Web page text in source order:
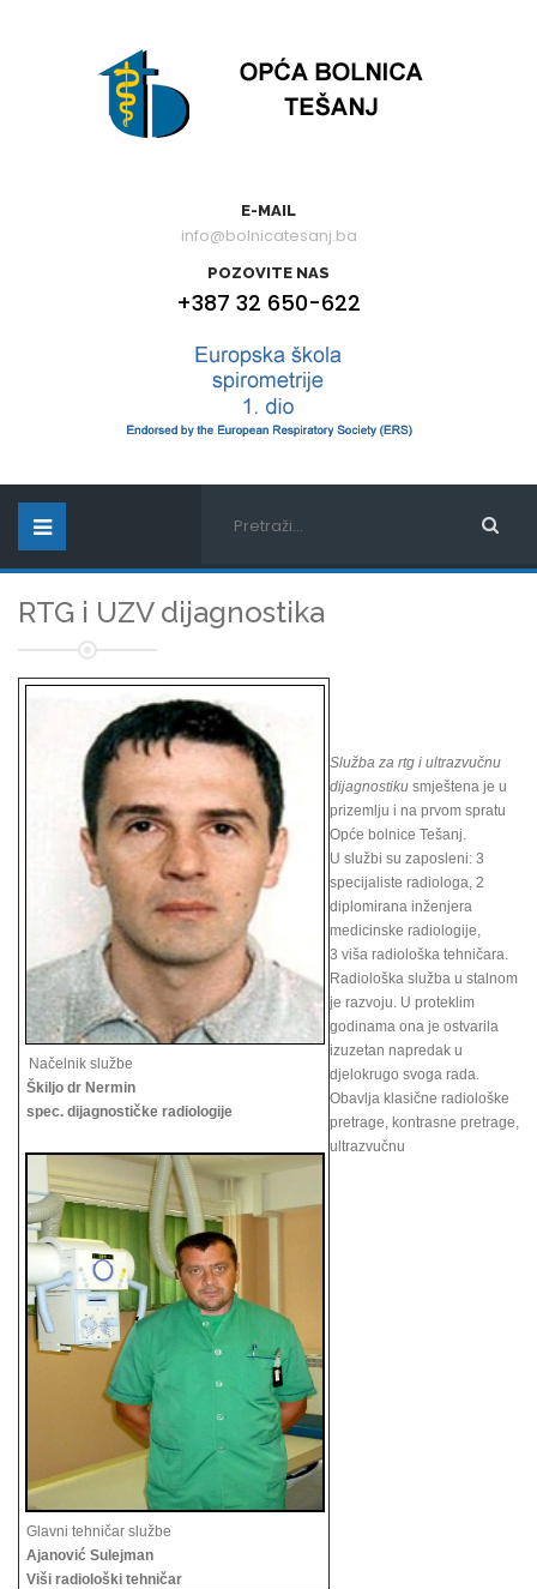
E-MAIL
info@bolnicatesanj.ba
POZOVITE NAS
+387 32 650-622
RTG i UZV dijagnostika
Načelnik službe
Škiljo dr Nermin
spec. dijagnostičke radiologije
Glavni tehničar službe
Ajanović Sulejman
Viši radiološki tehničar
Služba za rtg i ultrazvučnu
dijagnostiku smještena je u
prizemlju i na prvom spratu
Opće bolnice Tešanj.
U službi su zaposleni: 3
specijaliste radiologa, 2
diplomirana inženjera
medicinske radiologije,
3 viša radiološka tehničara.
Radiološka služba u stalnom
je razvoju. U proteklim
godinama ona je ostvarila
izuzetan napredak u
djelokrugo svoga rada.
Obavlja klasične radiološke
pretrage, kontrasne pretrage,
ultrazvučnu